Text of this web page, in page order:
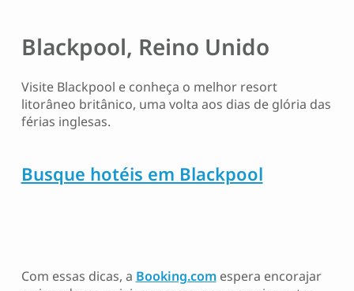
Blackpool, Reino Unido
Visite Blackpool e conheça o melhor resort
litorâneo britânico, uma volta aos dias de glória das
férias inglesas.
Busque hotéis em Blackpool
Com essas dicas, a Booking.comespera encorajar